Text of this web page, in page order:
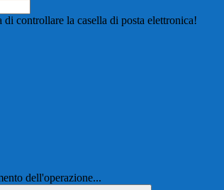
controllare la casella di posta elettronica!
dell'operazione...